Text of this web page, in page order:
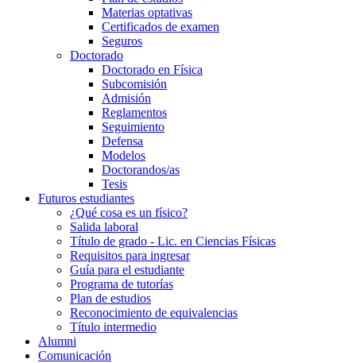
Materias optativas
Certificados de examen
Seguros
Doctorado
Doctorado en Física
Subcomisión
Admisión
Reglamentos
Seguimiento
Defensa
Modelos
Doctorandos/as
Tesis
Futuros estudiantes
¿Qué cosa es un físico?
Salida laboral
Título de grado - Lic. en Ciencias Físicas
Requisitos para ingresar
Guía para el estudiante
Programa de tutorías
Plan de estudios
Reconocimiento de equivalencias
Título intermedio
Alumni
Comunicación